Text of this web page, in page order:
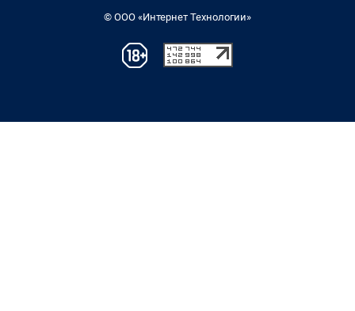
© ООО «Интернет Технологии»